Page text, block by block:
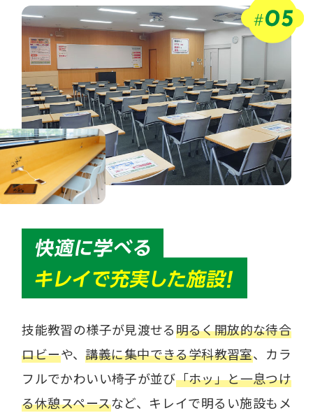
技能教習の様子が見渡せる明るく開放的な待合
ロビーや、講義に集中できる学科教習室、カラ
フルでかわいい椅子が並び「ホッ」と一息つけ
る休憩スペースなど、キレイで明るい施設もメ